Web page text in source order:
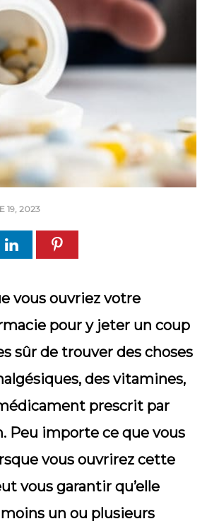
19, 2023
vous ouvriez votre
pour y jeter un coup
sûr de trouver des choses
des vitamines,
prescrit par
Peu importe ce que vous
vous ouvrirez cette
vous garantir qu’elle
un ou plusieurs